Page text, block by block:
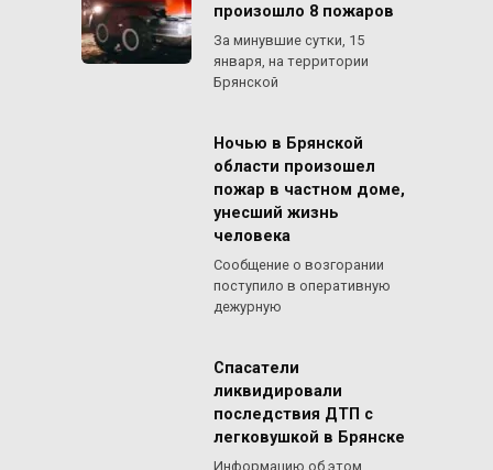
произошло 8 пожаров
За минувшие сутки, 15
января, на территории
Брянской
Ночью в Брянской
области произошел
пожар в частном доме,
унесший жизнь
человека
Сообщение о возгорании
поступило в оперативную
дежурную
Спасатели
ликвидировали
последствия ДТП с
легковушкой в Брянске
Информацию об этом